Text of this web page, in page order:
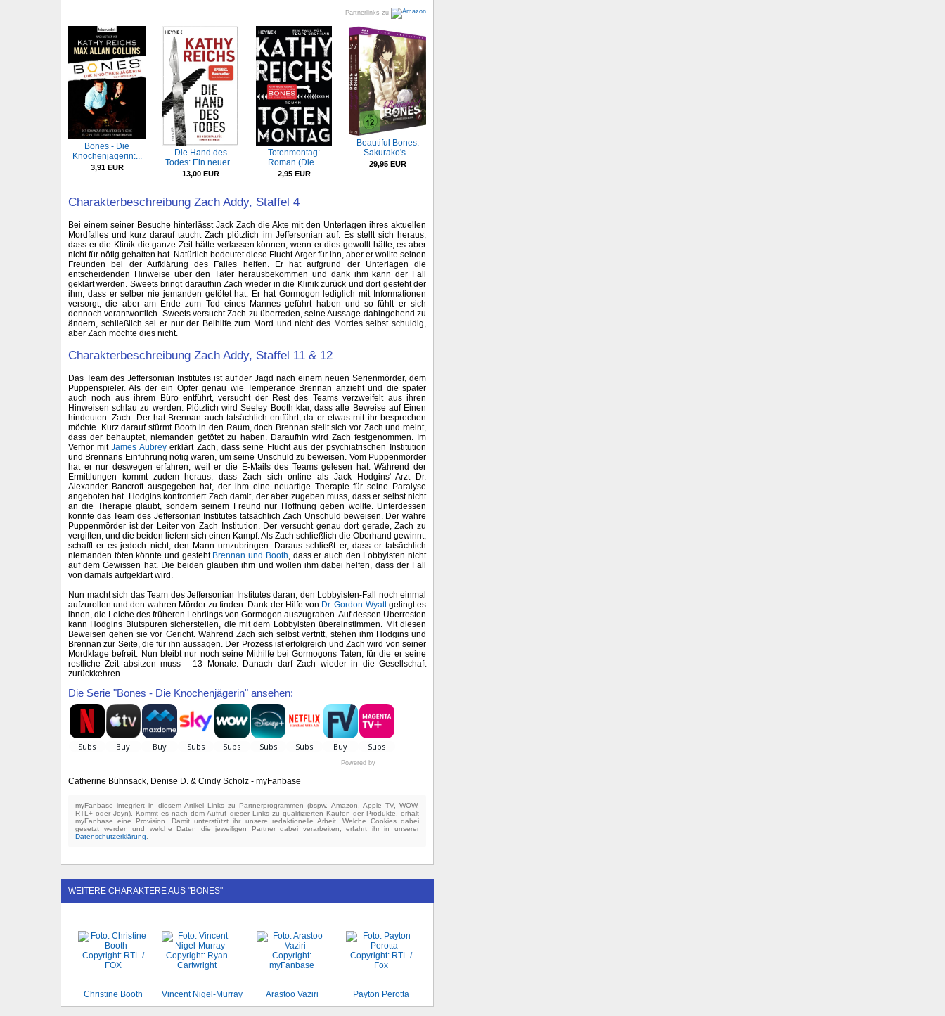
Partnerlinks zu
Bones - Die
Knochenjägerin:...
3,91 EUR
Die Hand des
Todes: Ein neuer...
13,00 EUR
Totenmontag:
Roman (Die...
2,95 EUR
Beautiful Bones:
Sakurako's...
29,95 EUR
Charakterbeschreibung Zach Addy, Staffel 4
Bei einem seiner Besuche hinterlässt Jack Zach die Akte mit den Unterlagen ihres aktuellen
Mordfalles und kurz darauf taucht Zach plötzlich im Jeffersonian auf. Es stellt sich heraus,
dass er die Klinik die ganze Zeit hätte verlassen können, wenn er dies gewollt hätte, es aber
nicht für nötig gehalten hat. Natürlich bedeutet diese Flucht Ärger für ihn, aber er wollte seinen
Freunden bei der Aufklärung des Falles helfen. Er hat aufgrund der Unterlagen die
entscheidenden Hinweise über den Täter herausbekommen und dank ihm kann der Fall
geklärt werden. Sweets bringt daraufhin Zach wieder in die Klinik zurück und dort gesteht der
ihm, dass er selber nie jemanden getötet hat. Er hat Gormogon lediglich mit Informationen
versorgt, die aber am Ende zum Tod eines Mannes geführt haben und so fühlt er sich
dennoch verantwortlich. Sweets versucht Zach zu überreden, seine Aussage dahingehend zu
ändern, schließlich sei er nur der Beihilfe zum Mord und nicht des Mordes selbst schuldig,
aber Zach möchte dies nicht.
Charakterbeschreibung Zach Addy, Staffel 11 & 12
Das Team des Jeffersonian Institutes ist auf der Jagd nach einem neuen Serienmörder, dem
Puppenspieler. Als der ein Opfer genau wie Temperance Brennan anzieht und die später
auch noch aus ihrem Büro entführt, versucht der Rest des Teams verzweifelt aus ihren
Hinweisen schlau zu werden. Plötzlich wird Seeley Booth klar, dass alle Beweise auf Einen
hindeuten: Zach. Der hat Brennan auch tatsächlich entführt, da er etwas mit ihr besprechen
möchte. Kurz darauf stürmt Booth in den Raum, doch Brennan stellt sich vor Zach und meint,
dass der behauptet, niemanden getötet zu haben. Daraufhin wird Zach festgenommen. Im
Verhör mitJames Aubreyerklärt Zach, dass seine Flucht aus der psychiatrischen Institution
und Brennans Einführung nötig waren, um seine Unschuld zu beweisen. Vom Puppenmörder
hat er nur deswegen erfahren, weil er die E-Mails des Teams gelesen hat. Während der
Ermittlungen kommt zudem heraus, dass Zach sich online als Jack Hodgins' Arzt Dr.
Alexander Bancroft ausgegeben hat, der ihm eine neuartige Therapie für seine Paralyse
angeboten hat. Hodgins konfrontiert Zach damit, der aber zugeben muss, dass er selbst nicht
an die Therapie glaubt, sondern seinem Freund nur Hoffnung geben wollte. Unterdessen
konnte das Team des Jeffersonian Institutes tatsächlich Zach Unschuld beweisen. Der wahre
Puppenmörder ist der Leiter von Zach Institution. Der versucht genau dort gerade, Zach zu
vergiften, und die beiden liefern sich einen Kampf. Als Zach schließlich die Oberhand gewinnt,
schafft er es jedoch nicht, den Mann umzubringen. Daraus schließt er, dass er tatsächlich
niemanden töten könnte und gesteht Brennan und Booth , dass er auch den Lobbyisten nicht
auf dem Gewissen hat. Die beiden glauben ihm und wollen ihm dabei helfen, dass der Fall
von damals aufgeklärt wird.
Nun macht sich das Team des Jeffersonian Institutes daran, den Lobbyisten-Fall noch einmal
aufzurollen und den wahren Mörder zu finden. Dank der Hilfe von Dr. Gordon Wyattgelingt es
ihnen, die Leiche des früheren Lehrlings von Gormogon auszugraben. Auf dessen Überresten
kann Hodgins Blutspuren sicherstellen, die mit dem Lobbyisten übereinstimmen. Mit diesen
Beweisen gehen sie vor Gericht. Während Zach sich selbst vertritt, stehen ihm Hodgins und
Brennan zur Seite, die für ihn aussagen. Der Prozess ist erfolgreich und Zach wird von seiner
Mordklage befreit. Nun bleibt nur noch seine Mithilfe bei Gormogons Taten, für die er seine
restliche Zeit absitzen muss - 13 Monate. Danach darf Zach wieder in die Gesellschaft
zurückkehren.
Die Serie "Bones - Die Knochenjägerin" ansehen:
Powered by
Catherine Bühnsack, Denise D. & Cindy Scholz - myFanbase
myFanbase integriert in diesem Artikel Links zu Partnerprogrammen (bspw. Amazon, Apple TV, WOW,
RTL+ oder Joyn). Kommt es nach dem Aufruf dieser Links zu qualifizierten Käufen der Produkte, erhält
myFanbase eine Provision. Damit unterstützt ihr unsere redaktionelle Arbeit. Welche Cookies dabei
gesetzt werden und welche Daten die jeweiligen Partner dabei verarbeiten, erfahrt ihr in unserer
Datenschutzerklärung
WEITERE CHARAKTERE AUS "BONES"
Christine Booth Vincent Nigel-Murray Arastoo Vaziri Payton Perotta